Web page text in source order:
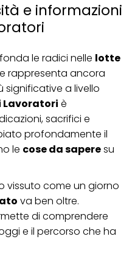
e informazioni
le radici nelle lotte
e rappresenta ancora
significative a livello
Lavoratori è
sacrifici e
profondamente il
le cose da saperesu
vissuto come un giorno
va ben oltre.
di comprendere
e il percorso che ha